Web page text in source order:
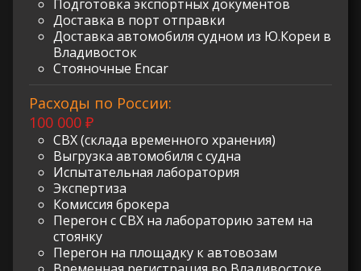
Подготовка экспортных документов
Доставка в порт отправки
Доставка автомобиля судном из Ю.Кореи в
Владивосток
Стояночные Encar
Расходы по России:
100 000 ₽
СВХ (склада временного хранения)
Выгрузка автомобиля с судна
Испытательная лаборатория
Экспертиза
Комиссия брокера
Перегон с СВХ на лабораторию затем на
стоянку
Перегон на площадку к автовозам